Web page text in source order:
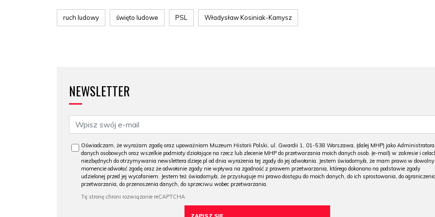
ruch ludowy święto ludowe PSL Władysław Kosiniak-Kamysz
NEWSLETTER
Oświadczam, że wyrażam zgodę oraz upoważniam Muzeum Historii Polski, ul. Gwardii 1, 01-538 Warszawa, (dalej MHP) jako Administratora
danych osobowych oraz wszelkie podmioty działające na rzecz lub zlecenie MHP do przetwarzania moich danych osob. (e-mail) w zakresie i
niezbędnych do otrzymywania newslettera dzieje.pl od dnia wyrażenia tej zgody do jej odwołania. Jestem świadomy/a, że mam prawo w
momencie odwołać zgodę oraz że odwołanie zgody nie wpływa na zgodność z prawem przetwarzania, którego dokonano na podstawie zgody
udzielonej przed jej wycofaniem. Jestem też świadomy/a, że przysługuje mi prawo dostępu do moich danych, do ich sprostowania, do ograniczenia
przetwarzania, do przenoszenia danych, do sprzeciwu wobec przetwarzania.